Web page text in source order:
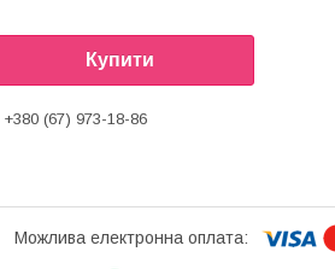
Купити
+380 (67) 973-18-86